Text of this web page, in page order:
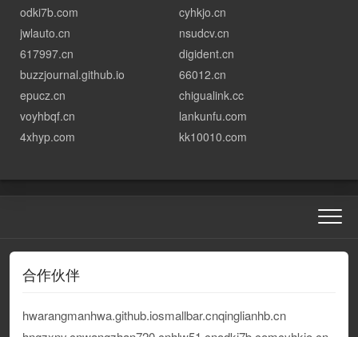
odki7b.com
cyhkjo.cn
jwlauto.cn
nsudcv.cn
617997.cn
digident.cn
buzzjournal.github.io
66012.cn
epucz.cn
chigualink.cc
voyhbqf.cn
lankunfu.com
4xhyp.com
kk10010.com
合作伙伴
hwarangmanhwa.github.iosmallbar.cnqinglianhb.cn